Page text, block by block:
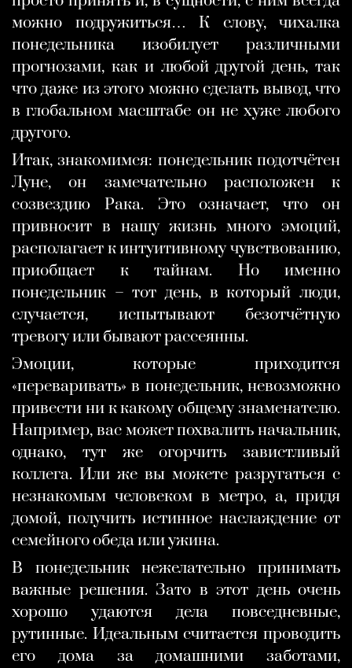
можно подружиться… К слову, чихалка
понедельника изобилует различными
прогнозами, как и любой другой день, так
что даже из этого можно сделать вывод, что
в глобальном масштабе он не хуже любого
другого.
Итак, знакомимся: понедельник подотчётен
Луне, он замечательно расположен к
созвездию Рака. Это означает, что он
привносит в нашу жизнь много эмоций,
располагает к интуитивному чувствованию,
приобщает к тайнам. Но именно
понедельник – тот день, в который люди,
случается, испытывают безотчётную
тревогу или бывают рассеянны.
Эмоции, которые приходится
«переваривать» в понедельник, невозможно
привести ни к какому общему знаменателю.
Например, вас может похвалить начальник,
однако, тут же огорчить завистливый
коллега. Или же вы можете разругаться с
незнакомым человеком в метро, а, придя
домой, получить истинное наслаждение от
семейного обеда или ужина.
В понедельник нежелательно принимать
важные решения. Зато в этот день очень
хорошо удаются дела повседневные,
рутинные. Идеальным считается проводить
его дома за домашними заботами,